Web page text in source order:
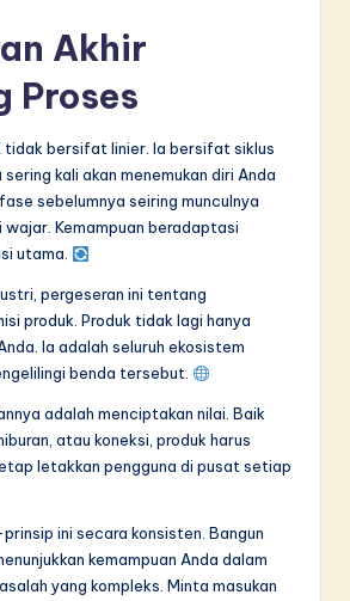
Akhir
Proses
tidak bersifat linier. Ia bersifat siklus
kali akan menemukan diri Anda
sebelumnya seiring munculnya
wajar. Kemampuan beradaptasi
utama.
pergeseran ini tentang
produk. Produk tidak lagi hanya
Ia adalah seluruh ekosistem
benda tersebut.
adalah menciptakan nilai. Baik
atau koneksi, produk harus
letakkan pengguna di pusat setiap
ini secara konsisten. Bangun
kemampuan Anda dalam
yang kompleks. Minta masukan